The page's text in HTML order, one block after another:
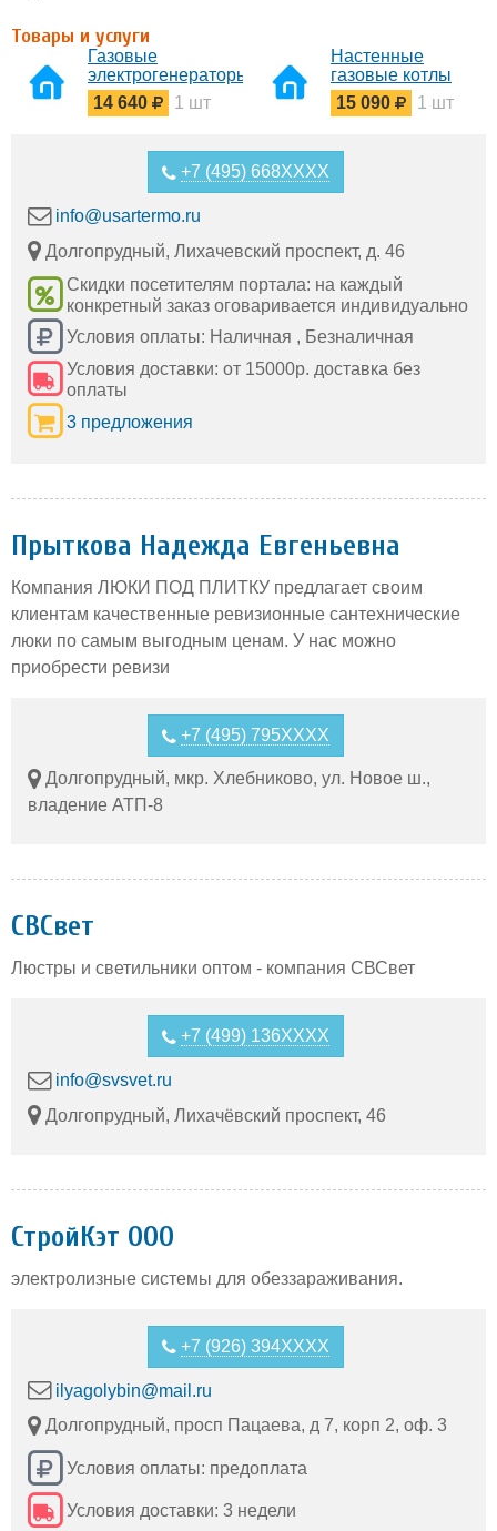
Товары и услуги
Газовые
электрогенераторы
14 640
1 шт
Настенные
газовые котлы
15 090
1 шт
+7 (495) 668XXXX
info@usartermo.ru
Долгопрудный, Лихачевский проспект, д. 46
Скидки посетителям портала: на каждый
конкретный заказ оговаривается индивидуально
Условия оплаты: Наличная , Безналичная
Условия доставки: от 15000р. доставка без
оплаты
3 предложения
Прыткова Надежда Евгеньевна
Компания ЛЮКИ ПОД ПЛИТКУ предлагает своим
клиентам качественные ревизионные сантехнические
люки по самым выгодным ценам. У нас можно
приобрести ревизи
+7 (495) 795XXXX
Долгопрудный, мкр. Хлебниково, ул. Новое ш.,
владение АТП-8
СВСвет
Люстры и светильники оптом - компания СВСвет
+7 (499) 136XXXX
info@svsvet.ru
Долгопрудный, Лихачёвский проспект, 46
СтройКэт ООО
электролизные системы для обеззараживания.
+7 (926) 394XXXX
ilyagolybin@mail.ru
Долгопрудный, просп Пацаева, д 7, корп 2, оф. 3
Условия оплаты: предоплата
Условия доставки: 3 недели